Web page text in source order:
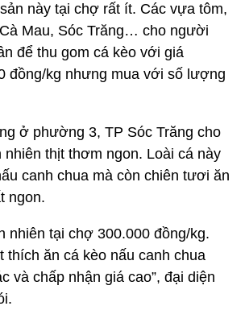
này tại chợ rất ít. Các vựa tôm,
Mau, Sóc Trăng… cho người
để thu gom cá kèo với giá
đồng/kg nhưng mua với số lượng
ở phường 3, TP Sóc Trăng cho
nhiên thịt thơm ngon. Loài cá này
canh chua mà còn chiên tươi ăn
ngon.
nhiên tại chợ 300.000 đồng/kg.
thích ăn cá kèo nấu canh chua
và chấp nhận giá cao”, đại diện